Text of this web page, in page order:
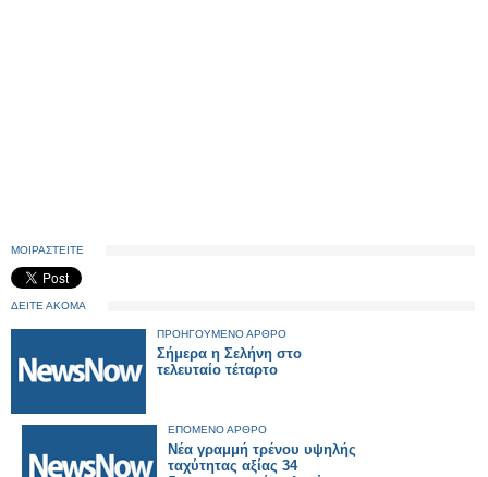
ΜΟΙΡΑΣΤΕΙΤΕ
ΔΕΙΤΕ ΑΚΟΜΑ
ΠΡΟΗΓΟΥΜΕΝΟ ΑΡΘΡΟ
Σήμερα η Σελήνη στο
τελευταίο τέταρτο
ΕΠΟΜΕΝΟ ΑΡΘΡΟ
Νέα γραμμή τρένου υψηλής
ταχύτητας αξίας 34